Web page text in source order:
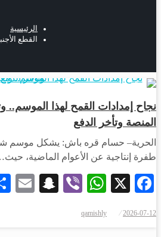
الرئيسية
القطع
نجاح إمدادات القمح لهذا
المنصة وتأخر الدفع
طفرة إنتاجية عن الأعوام الماضية،
Facebook
X
WhatsApp
Viber
2026-07-12
qamishly